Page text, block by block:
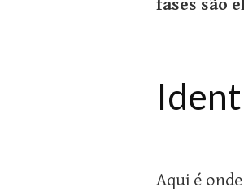
fases são
Aqui é